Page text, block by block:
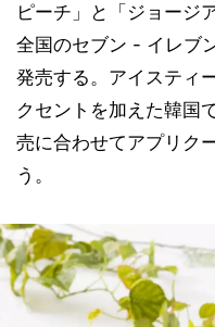
ピーチ」と「ジョージ
全国のセブン - イレブ
発売する。アイスティ
クセントを加えた韓国
売に合わせてアプリク
う。